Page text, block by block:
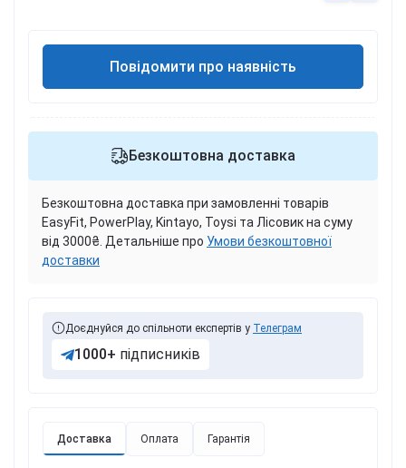
Доставка Оплата Гарантія
Повідомити про наявність
Безкоштовна доставка
Безкоштовна доставка при замовленні товарів
EasyFit, PowerPlay, Kintayo, Toysi та Лісовик на суму
від 3000₴. Детальніше про Умови безкоштовної
доставки
Доєднуйся до спільноти експертів у Телеграм
1000+ підписників